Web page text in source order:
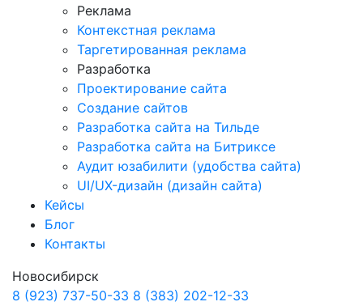
Реклама
Контекстная реклама
Таргетированная реклама
Разработка
Проектирование сайта
Создание сайтов
Разработка сайта на Тильде
Разработка сайта на Битриксе
Аудит юзабилити (удобства сайта)
UI/UX-дизайн (дизайн сайта)
Кейсы
Блог
Контакты
Новосибирск
8 (923) 737-50-33 8 (383) 202-12-33